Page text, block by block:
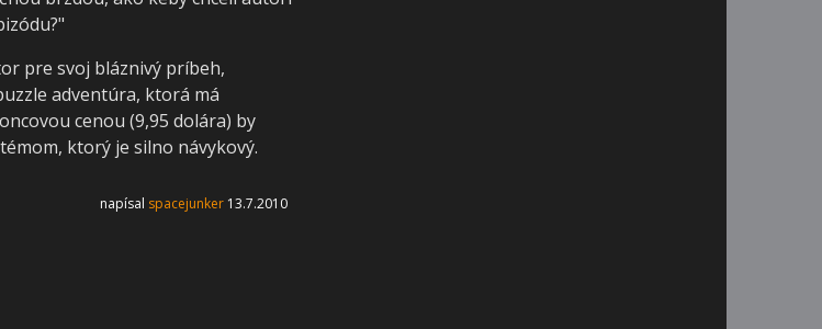
pre svoj bláznivý príbeh,
adventúra, ktorá má
cenou (9,95 dolára) by
ktorý je silno návykový.
napísal spacejunker 13.7.2010